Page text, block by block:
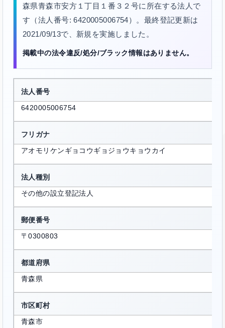
森県青森市安方１丁目１番３２号に所在する法人で
す（法人番号: 6420005006754）。最終登記更新は
2021/09/13で、新規を実施しました。
掲載中の法令違反/処分/ブラック情報はありません。
法人番号
6420005006754
フリガナ
アオモリケンギョコウギョジョウキョウカイ
法人種別
その他の設立登記法人
郵便番号
〒0300803
都道府県
青森県
市区町村
青森市